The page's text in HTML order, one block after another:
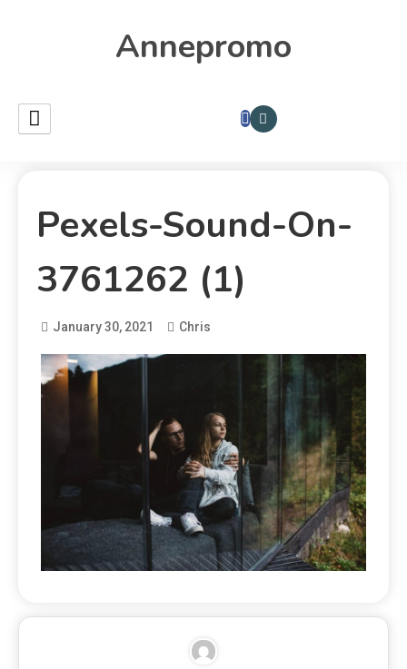
Annepromo
Pexels-Sound-On-
3761262 (1)
January 30, 2021 Chris